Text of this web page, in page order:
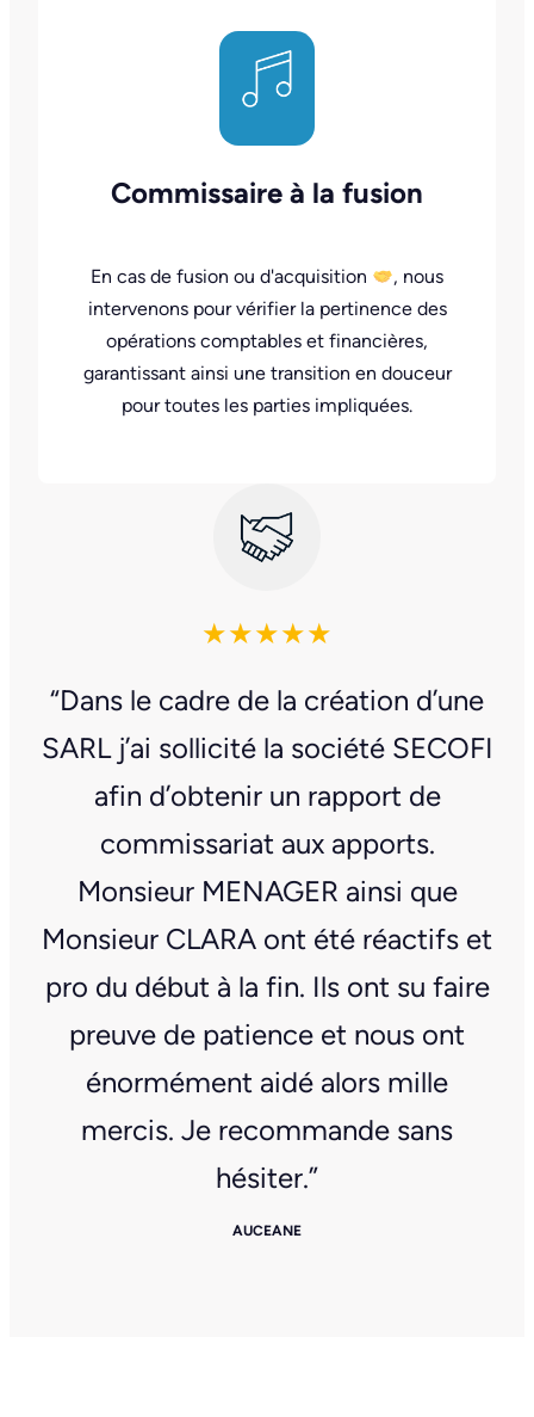
Commissaire à la fusion
En cas de fusion ou d'acquisition
, nous
intervenons pour vérifier la pertinence des
opérations comptables et financières,
garantissant ainsi une transition en douceur
pour toutes les parties impliquées.
★★★★★
“Dans le cadre de la création d’une
SARL j’ai sollicité la société SECOFI
afin d’obtenir un rapport de
commissariat aux apports.
Monsieur MENAGER ainsi que
Monsieur CLARA ont été réactifs et
pro du début à la fin. Ils ont su faire
preuve de patience et nous ont
énormément aidé alors mille
mercis. Je recommande sans
hésiter.”
AUCEANE